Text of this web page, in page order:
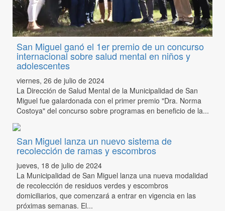
San Miguel ganó el 1er premio de un concurso
internacional sobre salud mental en niños y
adolescentes
viernes, 26 de julio de 2024
La Dirección de Salud Mental de la Municipalidad de San
Miguel fue galardonada con el primer premio "Dra. Norma
Costoya" del concurso sobre programas en beneficio de la...
San Miguel lanza un nuevo sistema de
recolección de ramas y escombros
jueves, 18 de julio de 2024
La Municipalidad de San Miguel lanza una nueva modalidad
de recolección de residuos verdes y escombros
domiciliarios, que comenzará a entrar en vigencia en las
próximas semanas. El...